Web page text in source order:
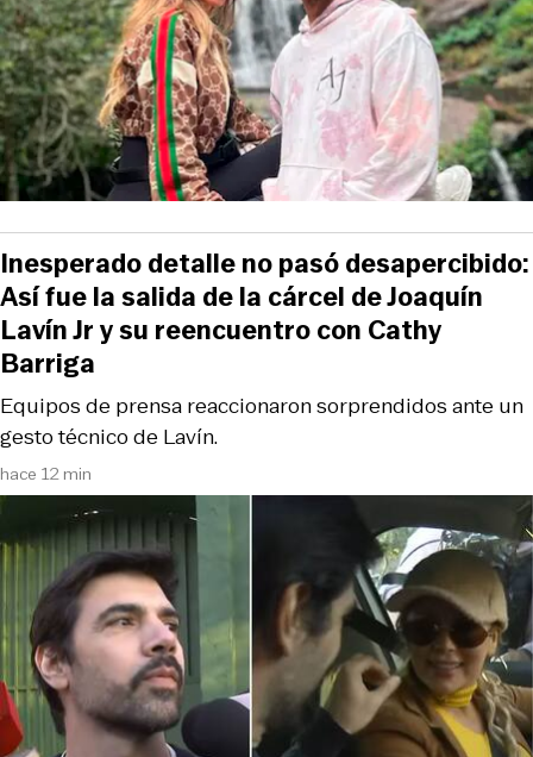
hace 12 min
Equipos de prensa reaccionaron sorprendidos ante un
gesto técnico de Lavín.
Inesperado detalle no pasó desapercibido:
Así fue la salida de la cárcel de Joaquín
Lavín Jr y su reencuentro con Cathy
Barriga